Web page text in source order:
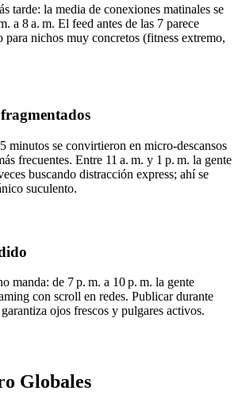
tarde: la media de conexiones matinales se
a 8 a. m. El feed antes de las 7 parece
para nichos muy concretos (fitness extremo,
minutos se convirtieron en micro‑descansos
frecuentes. Entre 11 a. m. y 1 p. m. la gente
buscando distracción express; ahí se
suculento.
manda: de 7 p. m. a 10 p. m. la gente
con scroll en redes. Publicar durante
ojos frescos y pulgares activos.
Globales